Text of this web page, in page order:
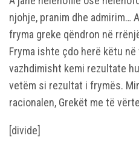
njohje, pranim dhe admirim…
fryma greke qëndron në
Fryma ishte çdo herë këtu
vazhdimisht kemi rezultate
vetëm si rezultat i frymës.
racionalen, Grekët me të
[divide]